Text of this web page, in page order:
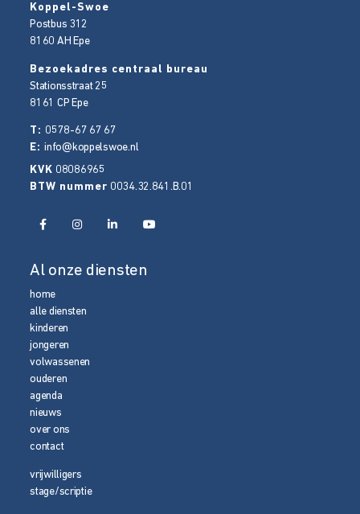
Koppel-Swoe
Postbus 312
8160 AH Epe
Bezoekadres centraal bureau
Stationsstraat 25
8161 CP Epe
T: 0578-67 67 67
E:info@koppelswoe.nl
KVK 08086965
BTW nummer 0034.32.841.B.01
Al onze diensten
home
alle diensten
kinderen
jongeren
volwassenen
ouderen
agenda
nieuws
over ons
contact
vrijwilligers
stage/scriptie